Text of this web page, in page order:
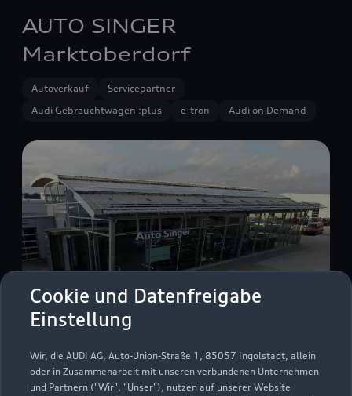
Cookie und Datenfreigabe
Einstellung
Wir, die AUDI AG, Auto-Union-Straße 1, 85057 Ingolstadt, allein
oder in Zusammenarbeit mit unseren verbundenen Unternehmen
und Partnern ("Wir", "Unser"), nutzen auf unserer Website
AUTO SINGER
Marktoberdorf
Autoverkauf
Servicepartner
Audi Gebrauchtwagen :plus
e-tron Audi on Demand
Siemensring 17
87616 Marktoberdorf